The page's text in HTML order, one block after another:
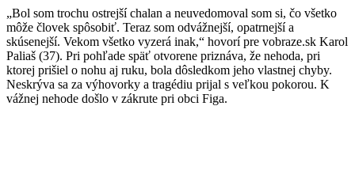
„Bol som trochu ostrejší chalan a neuvedomoval som si, čo všetko
môže človek spôsobiť. Teraz som odvážnejší, opatrnejší a
skúsenejší. Vekom všetko vyzerá inak,“ hovorí pre vobraze.sk Karol
Paliaš (37). Pri pohľade späť otvorene priznáva, že nehoda, pri
ktorej prišiel o nohu aj ruku, bola dôsledkom jeho vlastnej chyby.
Neskrýva sa za výhovorky a tragédiu prijal s veľkou pokorou. K
vážnej nehode došlo v zákrute pri obci Figa.